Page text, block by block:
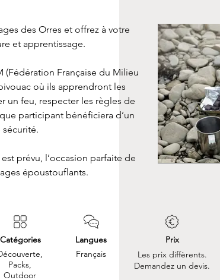
des Orres et offrez à votre
et apprentissage.
Française du Milieu
où ils apprendront les
un feu, respecter les règles de
participant bénéficiera d’un
prévu, l’occasion parfaite de
époustouflants.
Langues
Catégories
Packs,
Outdoor
Français
Prix
Les prix diffèrents.
Demandez un devis.